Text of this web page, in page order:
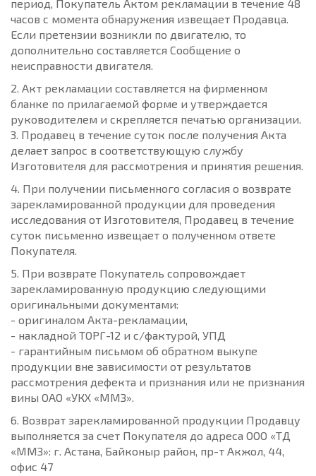
период, Покупатель Актом рекламации в течение 48
часов с момента обнаружения извещает Продавца.
Если претензии возникли по двигателю, то
дополнительно составляется Сообщение о
неисправности двигателя.
2. Акт рекламации составляется на фирменном
бланке по прилагаемой форме и утверждается
руководителем и скрепляется печатью организации.
3. Продавец в течение суток после получения Акта
делает запрос в соответствующую службу
Изготовителя для рассмотрения и принятия решения.
4. При получении письменного согласия о возврате
зарекламированной продукции для проведения
исследования от Изготовителя, Продавец в течение
суток письменно извещает о полученном ответе
Покупателя.
5. При возврате Покупатель сопровождает
зарекламированную продукцию следующими
оригинальными документами:
- оригиналом Акта-рекламации,
- накладной ТОРГ-12 и с/фактурой, УПД
- гарантийным письмом об обратном выкупе
продукции вне зависимости от результатов
рассмотрения дефекта и признания или не признания
вины ОАО «УКХ «ММЗ».
6. Возврат зарекламированной продукции Продавцу
выполняется за счет Покупателя до адреса ООО «ТД
«ММЗ»: г. Астана, Байконыр район, пр-т Акжол, 44,
офис 47